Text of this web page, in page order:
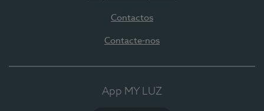
Contactos
Contacte-nos
App MY LUZ